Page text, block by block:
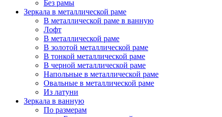
Без рамы
Зеркала в металлической раме
В металлической раме в ванную
Лофт
В металлической раме
В золотой металлической раме
В тонкой металлической раме
В черной металлической раме
Напольные в металлической раме
Овальные в металлической раме
Из латуни
Зеркала в ванную
По размерам